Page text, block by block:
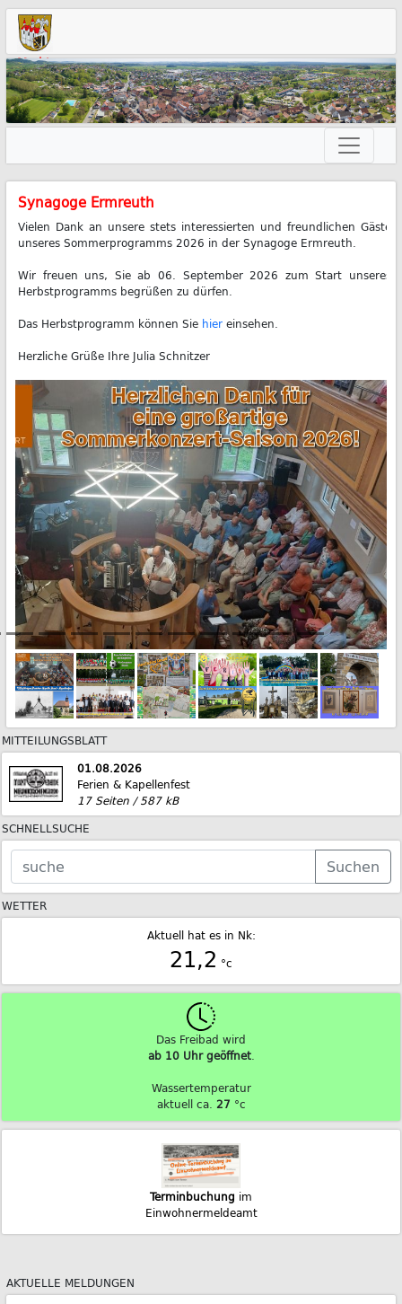
Markt
Neunkirchen am Brand
Terminbuchungim
Einwohnermeldeamt
Syn­ago­ge Erm­reuth
Vie­len Dank an un­se­re stets in­ter­es­sier­ten und freund­li­chen Gäs­te
un­se­res Som­mer­pro­gramms 2026 in der Syn­ago­ge Erm­reuth.
Wir freu­en uns, Sie ab 06. Sep­tem­ber 2026 zum Start un­se­res
Herbst­pro­gramms be­grü­ßen zu dür­fen.
Das Herbst­pro­gramm kön­nen Sie hier ein­se­hen.
Herz­li­che Grü­ße Ih­re Ju­lia Schnit­zer
MITTEILUNGSBLATT
01.08.2026
Ferien & Kapellenfest
17 Seiten / 587 kB
SCHNELLSUCHE
Suchen
WETTER
Aktuell hat es in Nk:
21,2 °c
Das Freibad wird
ab 10 Uhr geöffnet.
Wassertemperatur
aktuell ca. 27 °c
Terminbuchung im
Einwohnermeldeamt
AKTUELLE MELDUNGEN